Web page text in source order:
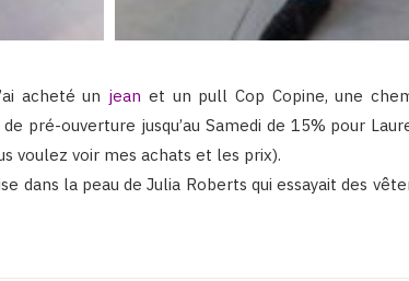
acheté un jean et un pull Cop Copine, une
pré-ouverture jusqu’au Samedi de 15% pour
voulez voir mes achats et les prix).
dans la peau de Julia Roberts qui essayait des